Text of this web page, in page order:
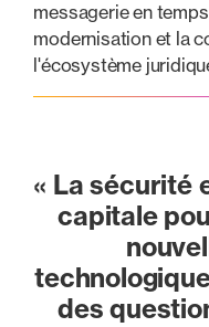
messagerie en
modernisation et la
l'écosystème
« La sécurité
capitale
des